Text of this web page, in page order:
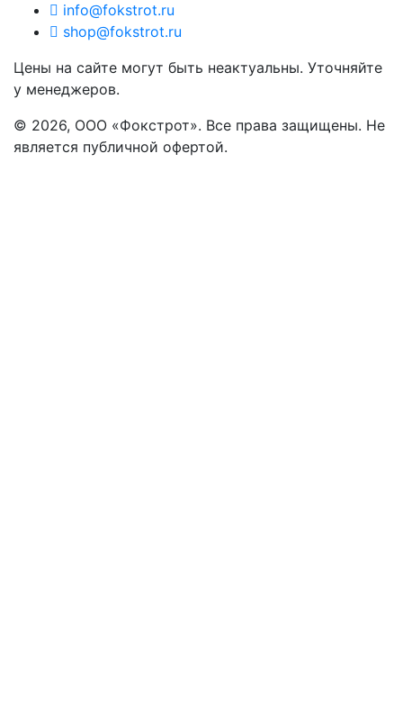
info@fokstrot.ru
shop@fokstrot.ru
Цены на сайте могут быть неактуальны. Уточняйте
у менеджеров.
© 2026, ООО «Фокстрот». Все права защищены. Не
является публичной офертой.